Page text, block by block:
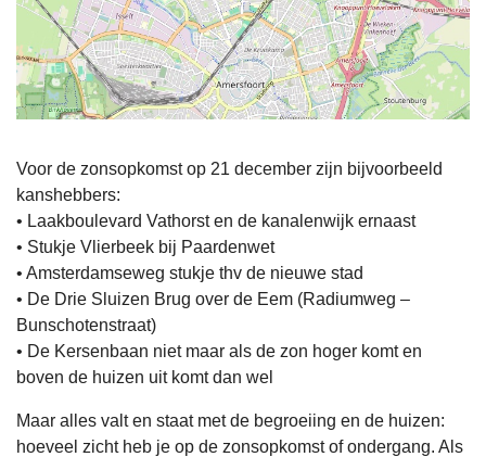
Voor de zonsopkomst op 21 december zijn bijvoorbeeld
kanshebbers:
• Laakboulevard Vathorst en de kanalenwijk ernaast
• Stukje Vlierbeek bij Paardenwet
• Amsterdamseweg stukje thv de nieuwe stad
• De Drie Sluizen Brug over de Eem (Radiumweg –
Bunschotenstraat)
• De Kersenbaan niet maar als de zon hoger komt en
boven de huizen uit komt dan wel
Maar alles valt en staat met de begroeiing en de huizen:
hoeveel zicht heb je op de zonsopkomst of ondergang. Als